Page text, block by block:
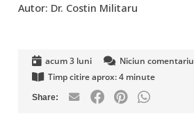
Autor: Dr. Costin Militaru
acum 3 luni
Niciun comentariu
Timp citire aprox: 4 minute